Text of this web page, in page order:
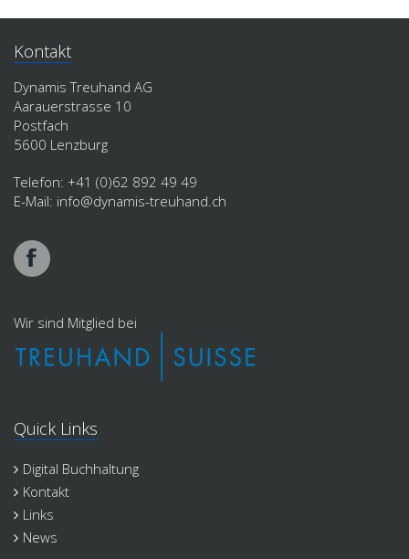
Kontakt
Dynamis Treuhand AG
Aarauerstrasse 10
Postfach
5600 Lenzburg
Telefon: +41 (0)62 892 49 49
E-Mail: info@dynamis-treuhand.ch
Wir sind Mitglied bei
Quick Links
Digital Buchhaltung
Kontakt
Links
News